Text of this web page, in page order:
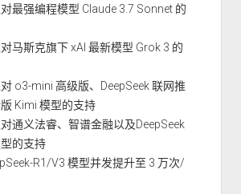
最强编程模型 Claude 3.7 Sonnet 的
马斯克旗下 xAI 最新模型 Grok 3 的
o3-mini 高级版、DeepSeek 联网推
Kimi 模型的支持
通义法睿、智谱金融以及DeepSeek
的支持
R1/V3 模型并发提升至 3 万次/